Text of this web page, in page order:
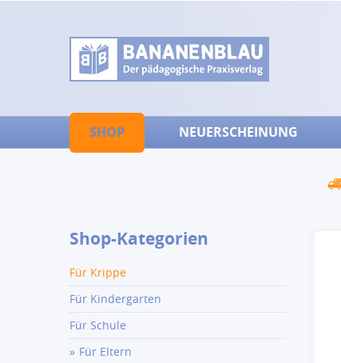
SHOP NEUERSCHEINUNG
Shop-Kategorien
Für Krippe
Für Kindergarten
Für Schule
Für Eltern